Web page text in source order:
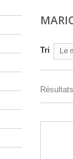
Tri Le